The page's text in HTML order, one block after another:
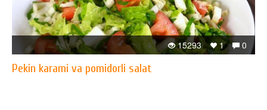
0
1
15293
Pekin karami va pomidorli salat